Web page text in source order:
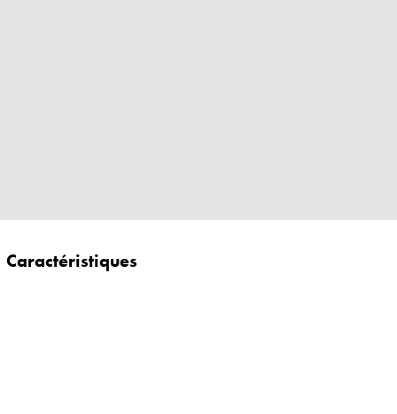
Caractéristiques